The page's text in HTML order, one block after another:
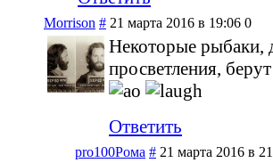
Morrison # 21 марта 2016 в 19:06 0
Некоторые
просветления,
Ответить
pro100Рома # 21 марта 2016 в